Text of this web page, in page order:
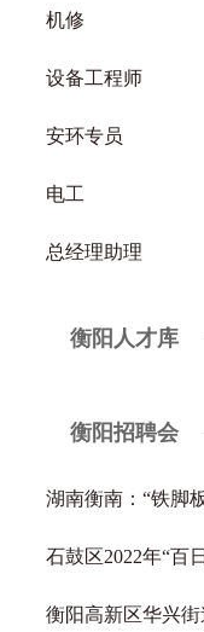
机修
设备工程师
安环专员
电工
总经理助理
衡阳人才库
衡阳招聘会
湖南衡南：“铁脚
石鼓区2022年“百
衡阳高新区华兴街